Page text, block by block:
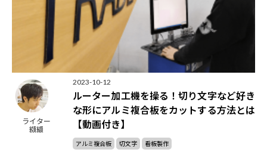
ライター
纐纈
2023-10-12
ルーター加工機を操る！切り文字など好き
な形にアルミ複合板をカットする方法とは
【動画付き】
アルミ複合板 切文字 看板製作